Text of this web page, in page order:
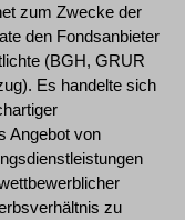
zum Zwecke der
den Fondsanbieter
(BGH, GRUR
Es handelte sich
Angebot von
zu